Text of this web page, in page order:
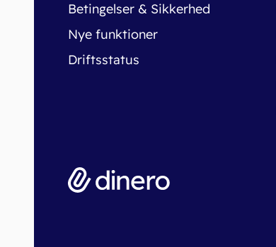
Betingelser & Sikkerhed
Nye funktioner
Driftsstatus